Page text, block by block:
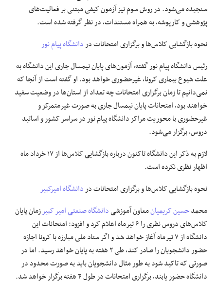
سنجیده می‌شود. در روش سوم نیز آزمون کیفی مبتنی بر فعالیت‌های
پژوهشی و کارپوشه، به همراه مستندات، در نظر گرفته شده است.
نحوه بازگشایی کلاس‌ها و برگزاری امتحانات دردانشگاه پیام نور
رئیس دانشگاه پیام نور گفته، آزمون‌های پایان نیمسال جاری این دانشگاه به
علت شیوع بیماری کرونا، غیرحضوری خواهد بود. او گفته است از آنجا که
نمی‌دانیم تا زمان برگزاری امتحانات چه تعداد از استان‌ها در وضعیت سفید
خواهند بود، امتحانات پایان نیمسال جاری به صورت غیرمتمرکز و
غیرحضوری با محوریت مراکز دانشگاه پیام نور در سراسر کشور و اساتید
دروس، برگزار می‌شود.
لازم به ذکر این دانشگاه تاکنون درباره بازگشایی کلاس‌ها از ۱۷ خرداد ماه
اظهار نظری نکرده است.
نحوه بازگشایی کلاس‌ها و برگزاری امتحانات دردانشگاه امیرکبیر
محمدحسین کریمیانمعاون آموزشیدانشگاه صنعتی امیر کبیرزمان پایان
کلاس‌های دروس نظری را ۶ تیرماه اعلام کرد و افزود: امتحانات این
دانشگاه از ۷ تیرماه آغاز خواهد شد و اگر ستاد ملی مبارزه با کرونا اجازه
حضور دانشجویان را صادر کند، طی ۲ هفته به پایان خواهد رسید. اما در
صورتی که تاکید شود به طور مثال دانشجویان باید به صورت محدود در
دانشگاه حضور یابند، برگزاری امتحانات در طول ۴ هفته برگزار خواهد شد.